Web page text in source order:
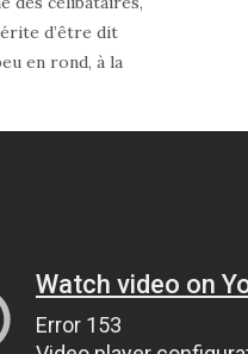
d’être dit
en rond, à la